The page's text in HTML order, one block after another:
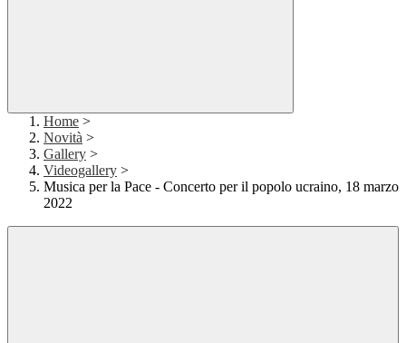
Home >
Novità >
Gallery >
Videogallery >
Musica per la Pace - Concerto per il popolo ucraino, 18 marzo
2022